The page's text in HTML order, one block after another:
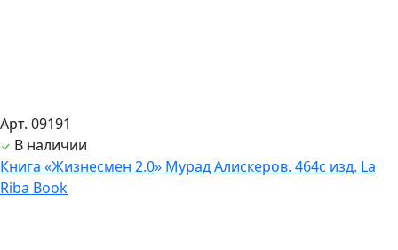
Арт. 09191
В наличии
Книга «Жизнесмен 2.0» Мурад Алискеров. 464с изд. La
Riba Book